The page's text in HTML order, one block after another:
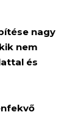
nagy
nem
és